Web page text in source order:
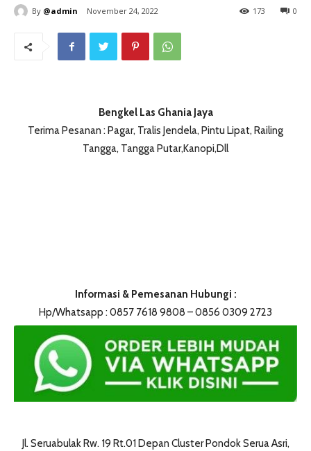
By @admin November 24, 2022 0
173
Bengkel Las Ghania Jaya
Terima Pesanan : Pagar, Tralis Jendela, Pintu Lipat, Railing
Tangga, Tangga Putar,Kanopi,Dll
Informasi & Pemesanan Hubungi :
Hp/Whatsapp : 0857 7618 9808 – 0856 0309 2723
Jl. Seruabulak Rw. 19 Rt.01 Depan Cluster Pondok Serua Asri,